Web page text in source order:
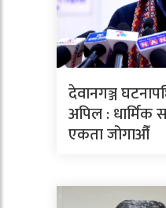
देवानगञ्ज
अपिल : धार्मिक
एकता जोगाऔँ